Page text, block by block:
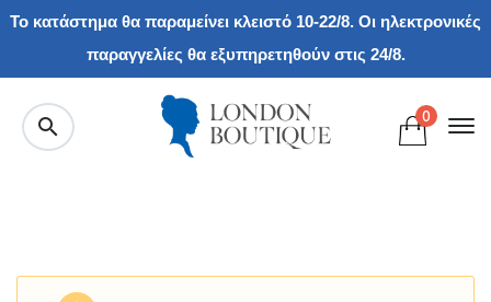
Το κατάστημα θα παραμείνει κλειστό 10-22/8. Οι ηλεκτρονικές
παραγγελίες θα εξυπηρετηθούν στις 24/8.
0